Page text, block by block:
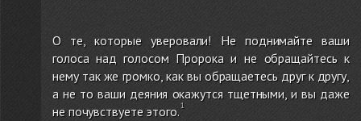
О те, которые уверовали! Не поднимайте ваши
голоса над голосом Пророка и не обращайтесь к
нему так же громко, как вы обращаетесь друг к другу,
а не то ваши деяния окажутся тщетными, и вы даже
не почувствуете этого.